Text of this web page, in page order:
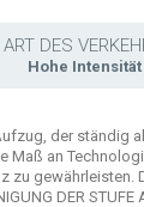
ART DES
Hohe Intensität
der ständig
Maß an
zu gewährleisten.
DER